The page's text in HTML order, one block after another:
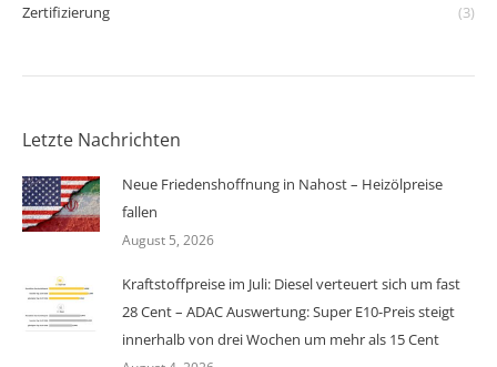
Zertifizierung
(3)
Letzte Nachrichten
Neue Friedenshoffnung in Nahost – Heizölpreise
fallen
August 5, 2026
Kraftstoffpreise im Juli: Diesel verteuert sich um fast
28 Cent – ADAC Auswertung: Super E10-Preis steigt
innerhalb von drei Wochen um mehr als 15 Cent